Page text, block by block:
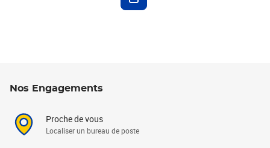
Nos Engagements
Proche de vous
Localiser un bureau de poste